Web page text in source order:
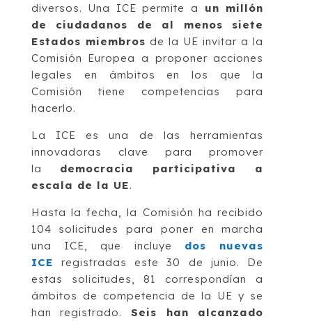
diversos. Una ICE permite a un millón
de ciudadanos de al menos siete
Estados miembros de la UE invitar a la
Comisión Europea a proponer acciones
legales en ámbitos en los que la
Comisión tiene competencias para
hacerlo.
La ICE es una de las herramientas
innovadoras clave para promover
la democracia participativa a
escala de la UE.
Hasta la fecha, la Comisión ha recibido
104 solicitudes para poner en marcha
una ICE, que incluye dos nuevas
ICE registradas este 30 de junio. De
estas solicitudes, 81 correspondían a
ámbitos de competencia de la UE y se
han registrado. Seis han alcanzado